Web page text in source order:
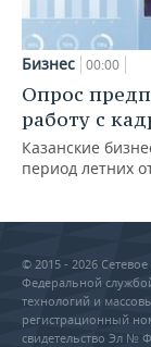
Бизнес 00:00
Опрос
работу с
Казанские
период летних
© 2015 - 2026
Федеральной
технологий и
регистрационный
свидетельство Эл №